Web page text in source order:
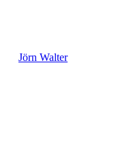
Jörn Walter